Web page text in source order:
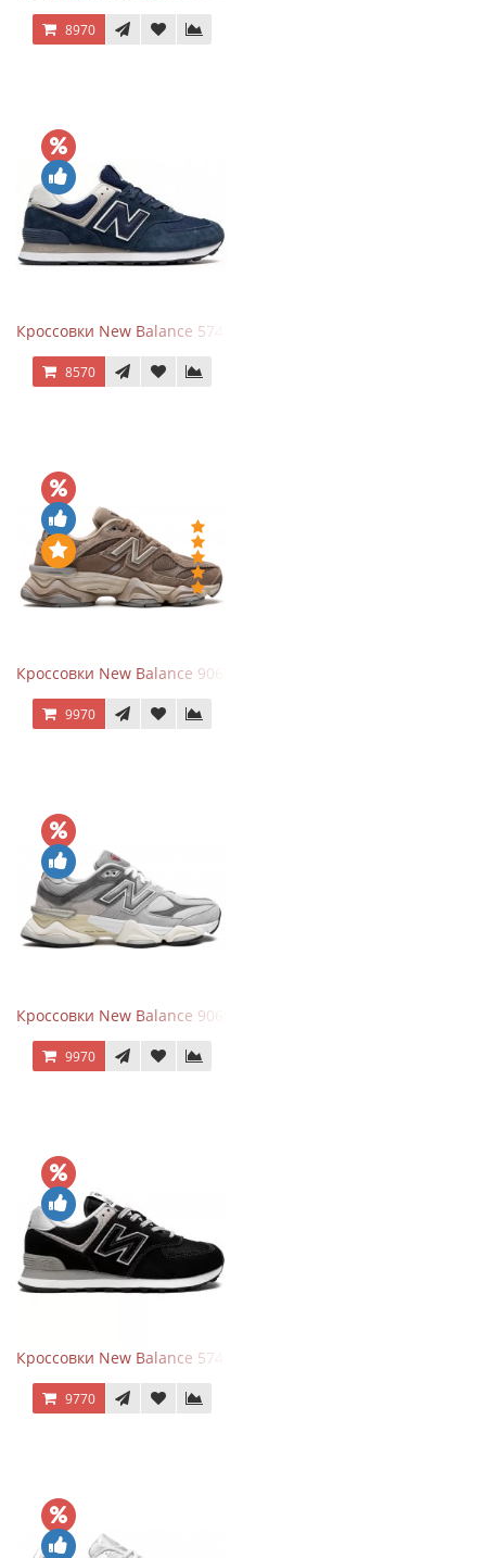
8970
Кроссовки New Balance 574 Navy Blue White
8570
Кроссовки New Balance 9060 Mushroom
9970
Кроссовки New Balance 9060 Rain Cloud Grey
9970
Кроссовки New Balance 574 Evergreen Black
9770